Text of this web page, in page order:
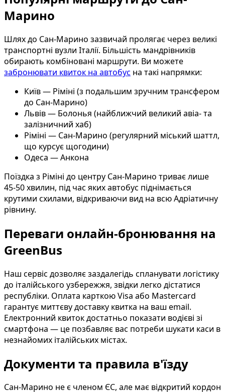
Марино
Шлях до Сан-Марино зазвичай пролягає через великі
транспортні вузли Італії. Більшість мандрівників
обирають комбіновані маршрути. Ви можете
забронювати квиток на автобус на такі напрямки:
Київ — Ріміні (з подальшим зручним трансфером
до Сан-Марино)
Львів — Болонья (найближчий великий авіа- та
залізничний хаб)
Ріміні — Сан-Марино (регулярний міський шаттл,
що курсує щогодини)
Одеса — Анкона
Поїздка з Ріміні до центру Сан-Марино триває лише
45-50 хвилин, під час яких автобус піднімається
крутими схилами, відкриваючи вид на всю Адріатичну
рівнину.
Переваги онлайн-бронювання на
GreenBus
Наш сервіс дозволяє заздалегідь спланувати логістику
до італійського узбережжя, звідки легко дістатися
республіки. Оплата карткою Visa або Mastercard
гарантує миттєву доставку квитка на ваш email.
Електронний квиток достатньо показати водієві зі
смартфона — це позбавляє вас потреби шукати каси в
незнайомих італійських містах.
Документи та правила в'їзду
Сан-Марино не є членом ЄС, але має відкритий кордон